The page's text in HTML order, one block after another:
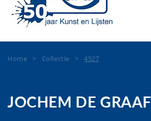
Home > Collectie >4527
JOCHEM DE GRAAF